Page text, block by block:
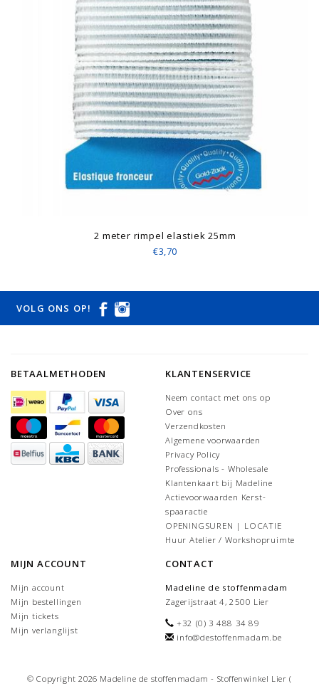
2 meter rimpel elastiek 25mm
€3,70
VOLG ONS OP!
BETAALMETHODEN KLANTENSERVICE
Neem contact met ons op
Over ons
Verzendkosten
Algemene voorwaarden
Privacy Policy
Professionals - Wholesale
Klantenkaart bij Madeline
Actievoorwaarden Kerst-
spaaractie
OPENINGSUREN | LOCATIE
Huur Atelier / Workshopruimte
MIJN ACCOUNT
Mijn account
Mijn bestellingen
Mijn tickets
Mijn verlanglijst
CONTACT
Madeline de stoffenmadam
Zagerijstraat 4, 2500 Lier
+32 (0) 3 488 34 89
info@destoffenmadam.be
© Copyright 2026 Madeline de stoffenmadam - Stoffenwinkel Lier (